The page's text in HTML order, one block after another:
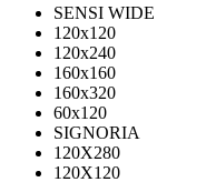
SENSI WIDE
120x120
120x240
160x160
160x320
60x120
SIGNORIA
120X280
120Х120